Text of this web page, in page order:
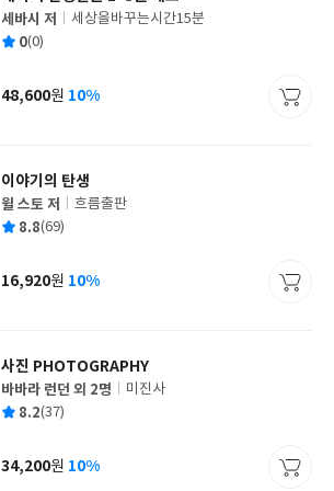
글
쓴
세바시 저
출
사
세상을바꾸는시간15분
평 0(0)
가
48,600원 10%
이야기의 탄생
글
쓴
윌 스토 저
출
사
흐름출판
평 8.8(69)
가
16,920원 10%
사진 PHOTOGRAPHY
글
쓴
바바라 런던 외 2명
출
사
미진사
평 8.2(37)
가
34,200원 10%